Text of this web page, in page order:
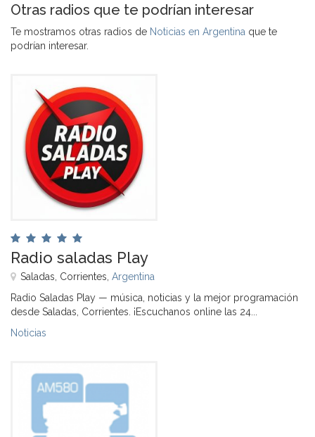
Otras radios que te podrían interesar
Te mostramos otras radios de Noticias en Argentina que te
podrían interesar.
Radio saladas Play
Saladas, Corrientes, Argentina
Radio Saladas Play — música, noticias y la mejor programación
desde Saladas, Corrientes. ¡Escuchanos online las 24...
Noticias